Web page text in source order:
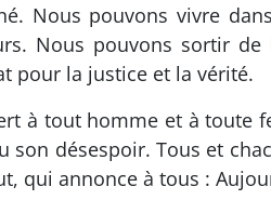
Nous pouvons vivre
Nous pouvons sortir
pour la justice et la vérité.
à tout homme et à
son désespoir. Tous et
annonce à tous :